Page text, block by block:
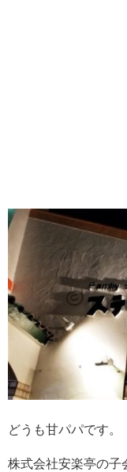
どうも甘パパです。
株式会社安楽亭の子